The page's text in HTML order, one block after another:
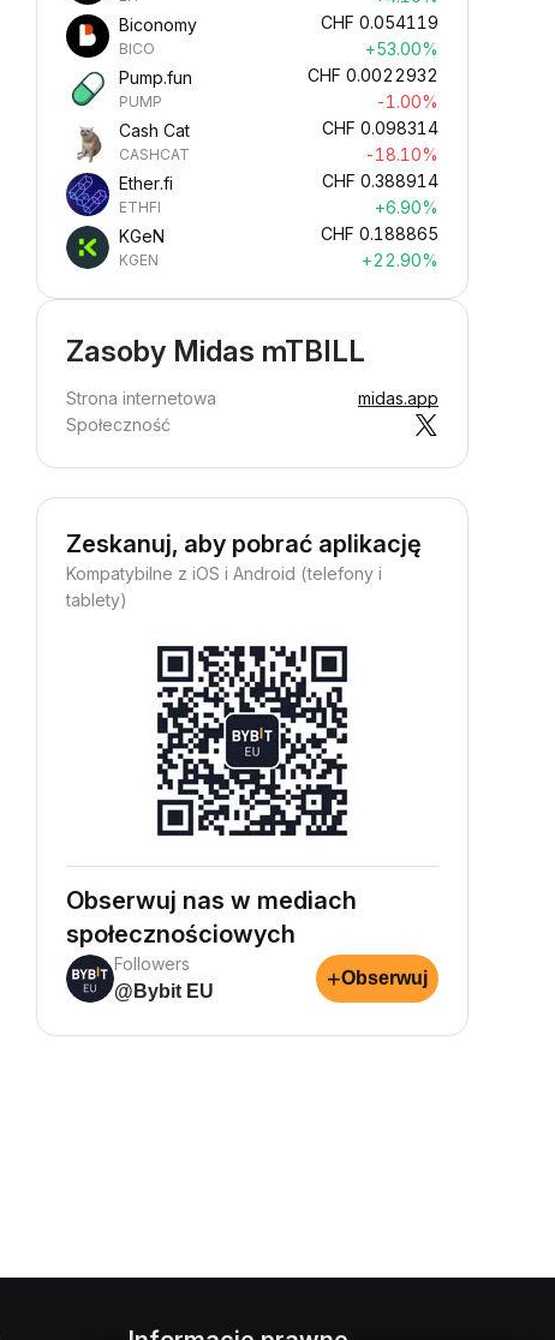
Biconomy
BICO
CHF 0.054119
+53.00%
Pump.fun
PUMP
CHF 0.0022932
-1.00%
Cash Cat
CASHCAT
CHF 0.098314
-18.10%
Ether.fi
ETHFI
CHF 0.388914
+6.90%
KGeN
KGEN
CHF 0.188865
+22.90%
Zasoby Midas mTBILL
Strona internetowa
midas.app
Społeczność
Zeskanuj, aby pobrać aplikację
Kompatybilne z iOS i Android (telefony i
tablety)
Obserwuj nas w mediach
społecznościowych
Followers
@Bybit EU
+Obserwuj